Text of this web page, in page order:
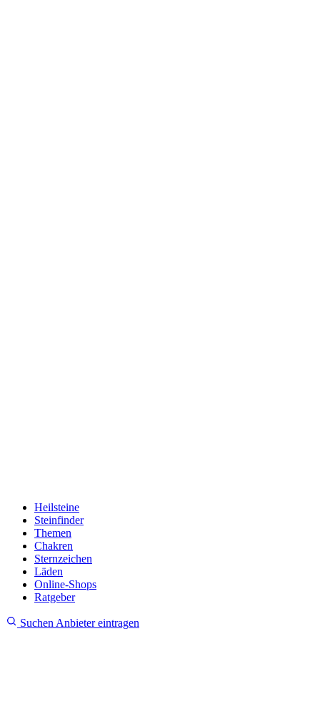
Heilsteine
Steinfinder
Themen
Chakren
Sternzeichen
Läden
Online-Shops
Ratgeber
Suchen Anbieter eintragen